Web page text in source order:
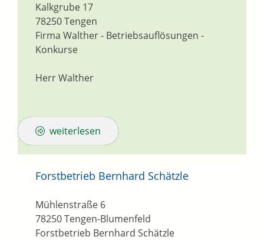
Firma Walther - Betriebsauflösungen -
Konkurse
Kalkgrube 17
78250Tengen
Herr Walther
weiterlesen
Forstbetrieb Bernhard Schätzle
Forstbetrieb Bernhard Schätzle
Mühlenstraße 6
78250Tengen-Blumenfeld